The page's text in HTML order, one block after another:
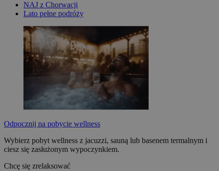
NAJ z Chorwacji
Lato pełne podróży
Odpocznij na pobycie wellness
Wybierz pobyt wellness z jacuzzi, sauną lub basenem termalnym i
ciesz się zasłużonym wypoczynkiem.
Chcę się zrelaksować